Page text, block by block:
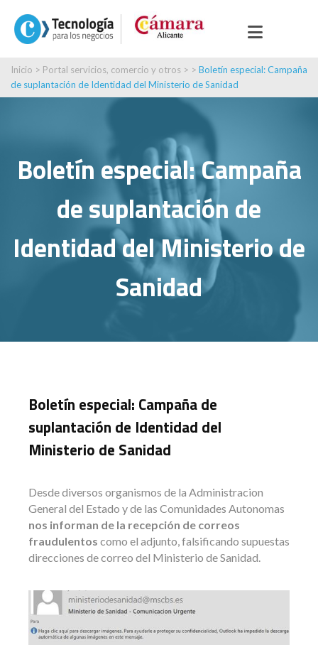
Inicio > Portal servicios, comercio y otros > > Boletín especial: Campaña
de suplantación de Identidad del Ministerio de Sanidad
Boletín especial: Campaña
de suplantación de
Identidad del Ministerio de
Sanidad
Boletín especial: Campaña de
suplantación de Identidad del
Ministerio de Sanidad
Desde diversos organismos de la Administracion
General del Estado y de las Comunidades Autonomas
nos informan de la recepción de correos
fraudulentos como el adjunto, falsificando supuestas
direcciones de correo del Ministerio de Sanidad.